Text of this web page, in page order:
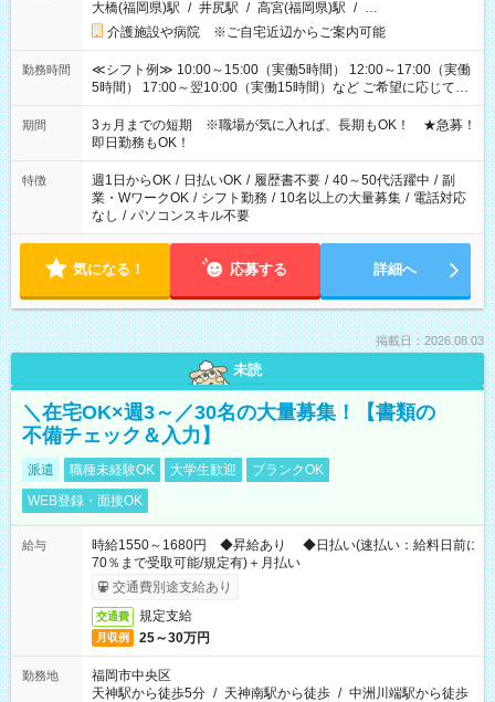
大橋(福岡県)駅 / 井尻駅 / 高宮(福岡県)駅 / …
介護施設や病院 ※ご自宅近辺からご案内可能
勤務時間
≪シフト例≫ 10:00～15:00（実働5時間） 12:00～17:00（実働
5時間） 17:00～翌10:00（実働15時間）など ご希望に応じて、
働く時間は調整できます！ お気軽に担当へ相談ください！
期間
3ヵ月までの短期 ※職場が気に入れば、長期もOK！ ★急募！
即日勤務もOK！
特徴 週1日からOK / 日払いOK / 履歴書不要 / 40～50代活躍中 / 副
業・WワークOK / シフト勤務 / 10名以上の大量募集 / 電話対応
なし / パソコンスキル不要
気になる！ 応募する 詳細へ
掲載日：2026.08.03
未読
＼在宅OK×週3～／30名の大量募集！【書類の
不備チェック＆入力】
派遣 職種未経験OK 大学生歓迎
ブランクOK
WEB登録・面接OK
給与
時給1550～1680円 ◆昇給あり ◆日払い(速払い：給料日前に
70％まで受取可能/規定有)＋月払い
交通費別途支給あり
交通費 規定支給
月収例 25～30万円
勤務地
福岡市中央区
天神駅から徒歩5分 / 天神南駅から徒歩 / 中洲川端駅から徒歩